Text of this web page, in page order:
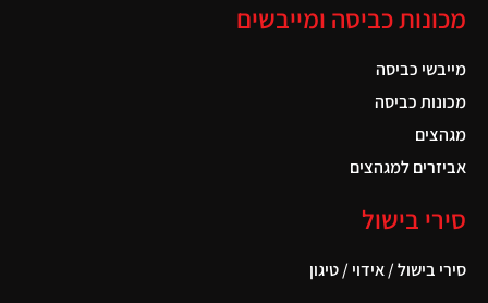
מכונות כביסה ומייבשים
מייבשי כביסה
מכונות כביסה
מגהצים
אביזרים למגהצים
סירי בישול
סירי בישול / אידוי / טיגון